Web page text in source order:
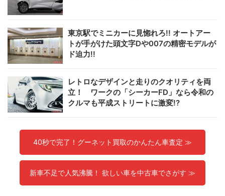
東京駅でミニカーに見惚れろ!! オートアー
トが手がけた頭文字Dや007の精密モデルが
ド迫力!!
レトロなデザインと走りのクオリティを両
立！ ワークの「シーカーFD」なら令和の
クルマも平成ストリートに激変!?
40秒で完了！グーネット買取のかんたん車査定 ≫
新車不足で人気沸騰！ 欲しい車を中古車でさがす ≫